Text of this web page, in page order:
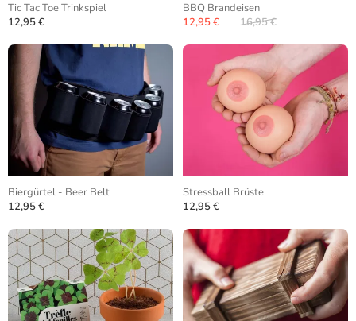
Tic Tac Toe Trinkspiel
12,95 €
BBQ Brandeisen
12,95 €
16,95 €
Biergürtel - Beer Belt
12,95 €
Stressball Brüste
12,95 €